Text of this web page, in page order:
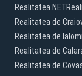
Realitatea.NET
Realitatea de
Realitatea de
Realitatea de
Realitatea de